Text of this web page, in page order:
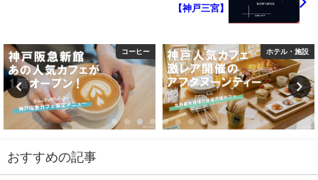
【神戸三宮】
コーヒー ホテル・施設
おすすめの記事